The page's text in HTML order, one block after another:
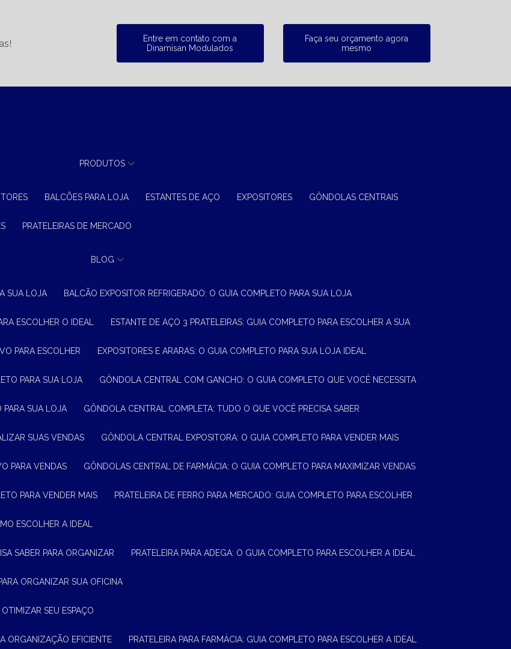
Entre em contato com a
Dinamisan Modulados
Faça seu orçamento agora
mesmo
PRODUTOS
BALCÕES PARA LOJA ESTANTES DE AÇO EXPOSITORES GÔNDOLAS CENTRAIS
PRATELEIRAS DE MERCADO
BLOG
SUA LOJA BALCÃO EXPOSITOR REFRIGERADO: O GUIA COMPLETO PARA SUA LOJA
ESCOLHER O IDEAL ESTANTE DE AÇO 3 PRATELEIRAS: GUIA COMPLETO PARA ESCOLHER A SUA
PARA ESCOLHER EXPOSITORES E ARARAS: O GUIA COMPLETO PARA SUA LOJA IDEAL
PARA SUA LOJA GÔNDOLA CENTRAL COM GANCHO: O GUIA COMPLETO QUE VOCÊ NECESSITA
PARA SUA LOJA GÔNDOLA CENTRAL COMPLETA: TUDO O QUE VOCÊ PRECISA SABER
SUAS VENDAS GÔNDOLA CENTRAL EXPOSITORA: O GUIA COMPLETO PARA VENDER MAIS
PARA VENDAS GÔNDOLAS CENTRAL DE FARMÁCIA: O GUIA COMPLETO PARA MAXIMIZAR VENDAS
PARA VENDER MAIS PRATELEIRA DE FERRO PARA MERCADO: GUIA COMPLETO PARA ESCOLHER
ESCOLHER A IDEAL
SABER PARA ORGANIZAR PRATELEIRA PARA ADEGA: O GUIA COMPLETO PARA ESCOLHER A IDEAL
ORGANIZAR SUA OFICINA
OTIMIZAR SEU ESPAÇO
ORGANIZAÇÃO EFICIENTE PRATELEIRA PARA FARMÁCIA: GUIA COMPLETO PARA ESCOLHER A IDEAL